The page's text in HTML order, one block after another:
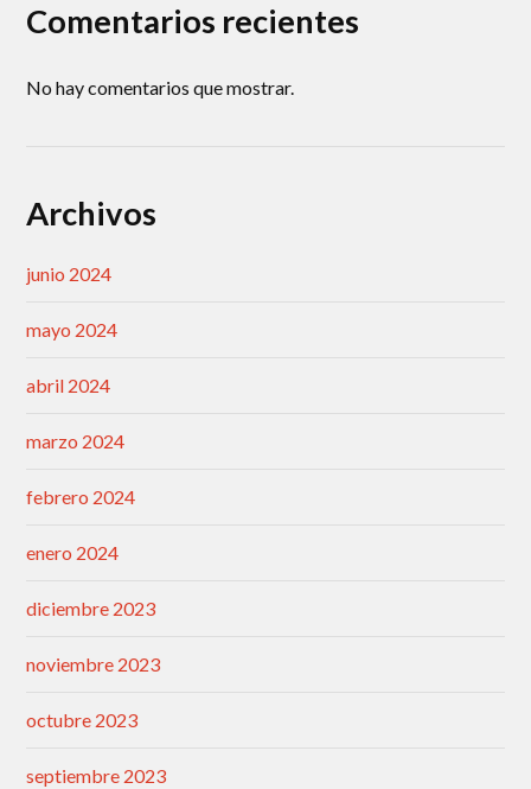
Comentarios recientes
No hay comentarios que mostrar.
Archivos
junio 2024
mayo 2024
abril 2024
marzo 2024
febrero 2024
enero 2024
diciembre 2023
noviembre 2023
octubre 2023
septiembre 2023